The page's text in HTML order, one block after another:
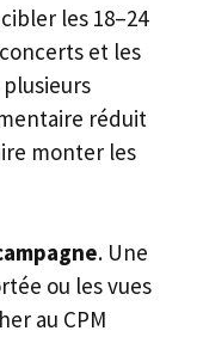
les 18–24
et les
réduit
monter les
. Une
ou les vues
au CPM